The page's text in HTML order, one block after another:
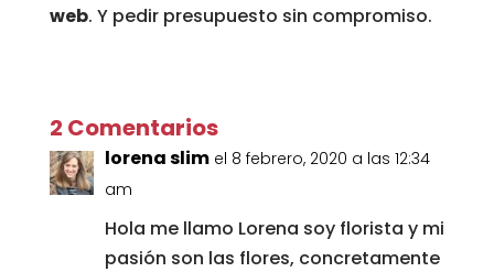
web. Y pedir presupuesto sin compromiso.
2 Comentarios
lorena slim el 8 febrero, 2020 a las 12:34
am
Hola me llamo Lorena soy florista y mi
pasión son las flores, concretamente